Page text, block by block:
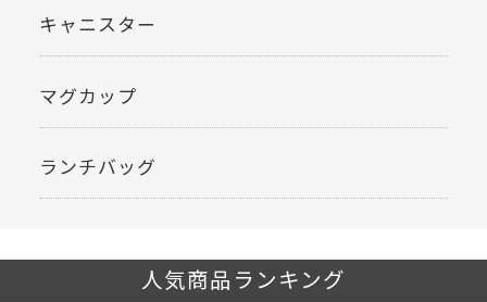
キャニスター
マグカップ
ランチバッグ
人気商品ランキング